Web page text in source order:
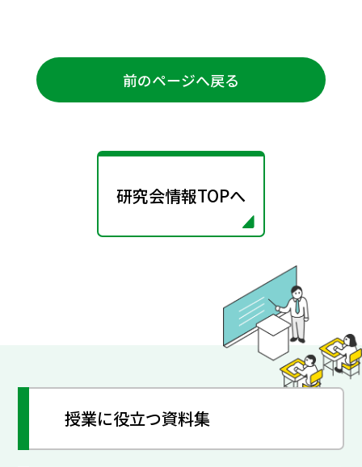
前のページへ戻る
研究会情報TOPへ
授業に役立つ資料集